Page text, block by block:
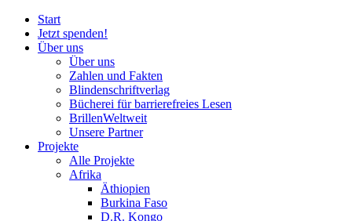
Start
Jetzt spenden!
Über uns
Über uns
Zahlen und Fakten
Blindenschriftverlag
Bücherei fürbarrierefreies Lesen
BrillenWeltweit
Unsere Partner
Projekte
Alle Projekte
Afrika
Äthiopien
Burkina Faso
D.R. Kongo